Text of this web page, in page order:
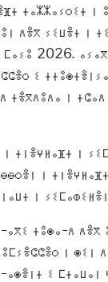
ⵜⴰⵣⵣⴰⵢⵔⵉⵜ
ⴷⴻⴳ ⵢⵉⵡⴻⵜ ⵏ
2026.
ⵉ
ⵜⴻⴳⴷⵓⴷⴰ ⵏ
ⵜⵏⴻⵖⵍⴰⴼⵜ ⵏ
ⵏ
ⵏ
ⴰⴳⵉ ⵜⵓⵙⴰ-ⴷ ⴷⴻⴳ
ⵏ ⵙⵉⵏ
ⴰⵙⴻⵏⵜ ⵉ